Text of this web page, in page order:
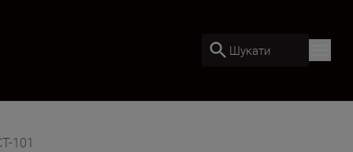
Шукати
101